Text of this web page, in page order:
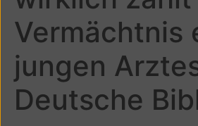
Vermächtnis
jungen
Deutsche